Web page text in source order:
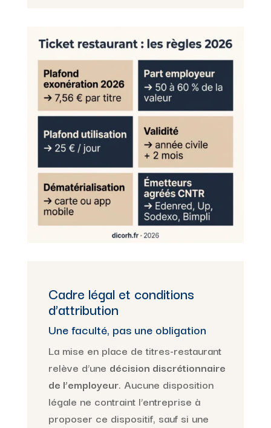
Cadre légal et conditions
d’attribution
Une faculté, pas une obligation
La mise en place de titres-restaurant
relève d’une décision discrétionnaire
de l’employeur. Aucune disposition
légale ne contraint l’entreprise à
proposer ce dispositif, sauf si une